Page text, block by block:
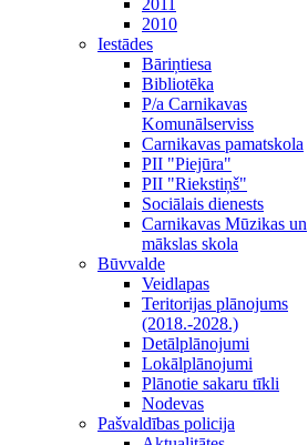
2011
2010
Iestādes
Bāriņtiesa
Bibliotēka
P/a Carnikavas
Komunālserviss
Carnikavas pamatskola
PII "Piejūra"
PII "Riekstiņš"
Sociālais dienests
Carnikavas Mūzikas un
mākslas skola
Būvvalde
Veidlapas
Teritorijas plānojums
(2018.-2028.)
Detālplānojumi
Lokālplānojumi
Plānotie sakaru tīkli
Nodevas
Pašvaldības policija